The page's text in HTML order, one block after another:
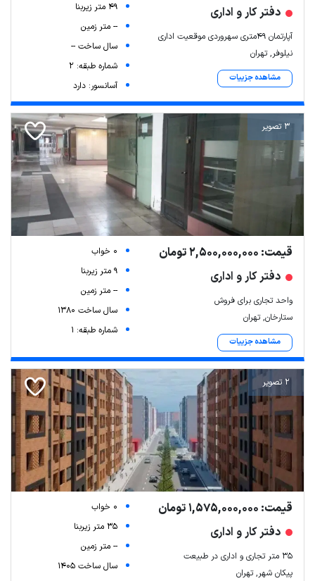
دفتر کار و اداری
آپارتمان ۴۹متری سهروردی موقعیت اداری
نیلوفر, تهران
مشاهده جزییات
49 متر زیربنا
-- متر زمین
سال ساخت --
شماره طبقه: 2
آسانسور: دارد
3 تصویر
قیمت: 2,500,000,000 تومان
دفتر کار و اداری
واحد تجاری برای فروش
ستارخان, تهران
مشاهده جزییات
0 خواب
9 متر زیربنا
-- متر زمین
سال ساخت 1380
شماره طبقه: 1
2 تصویر
قیمت: 1,575,000,000 تومان
دفتر کار و اداری
35 متر تجاری و اداری در طبیعت
پیکان شهر, تهران
0 خواب
35 متر زیربنا
-- متر زمین
سال ساخت 1405